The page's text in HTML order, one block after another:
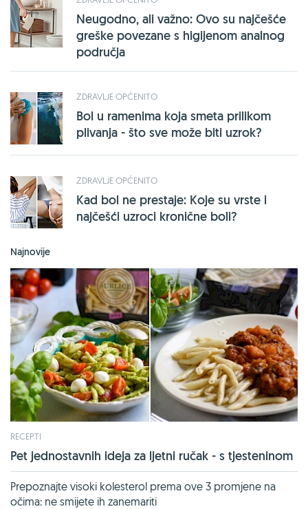
Neugodno, ali važno: Ovo su najčešće
greške povezane s higijenom analnog
područja
ZDRAVLJE OPĆENITO
Bol u ramenima koja smeta prilikom
plivanja - što sve može biti uzrok?
ZDRAVLJE OPĆENITO
Kad bol ne prestaje: Koje su vrste i
najčešći uzroci kronične boli?
Najnovije
RECEPTI
Pet jednostavnih ideja za ljetni ručak - s tjesteninom
Prepoznajte visoki kolesterol prema ove 3 promjene na
očima: ne smijete ih zanemariti